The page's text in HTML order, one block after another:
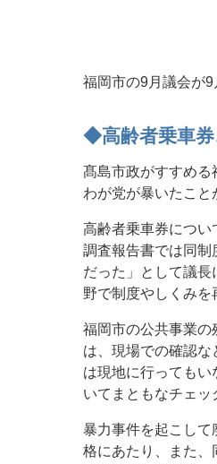
福岡市の9月議会が9
◆高齢者乗車券
髙島市政がすすめる
わが党が暴いたこと
高齢者乗車券につい
調査報告書では同
だった」として議
野で制度やしくみを
福岡市の公共事業の
は、現場での確認
は現地に行っても
いてまともなチェッ
暴力事件を起こし
格にあたり、また、